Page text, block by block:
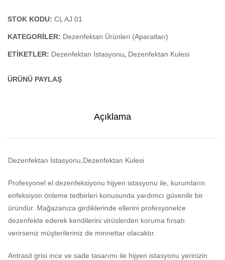
STOK KODU: CL AJ 01
KATEGORILER: Dezenfektan Ürünleri (Aparatları)
ETIKETLER: Dezenfektan İstasyonu, Dezenfektan Kulesi
ÜRÜNÜ PAYLAŞ
Açıklama
Dezenfektan İstasyonu,Dezenfektan Kulesi
Profesyonel el dezenfeksiyonu hijyen istasyonu ile, kurumların
enfeksiyon önleme tedbirleri konusunda yardımcı güvenilir bir
üründür. Mağazanıza girdiklerinde ellerini profesyonelce
dezenfekte ederek kendilerini virüslerden koruma fırsatı
verirseniz müşterileriniz de minnettar olacaktır.
Antrasit grisi ince ve sade tasarımı ile hijyen istasyonu yerinizin